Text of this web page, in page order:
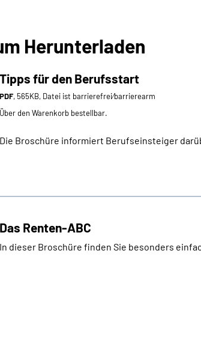
Herunterladen
Tipps für den Berufsstart
PDF, 565KB, Datei ist barrierefrei⁄barrierearm
Über den Warenkorb bestellbar.
Die Broschüre informiert Berufseinsteiger
Das Renten-ABC
In dieser Broschüre finden Sie besonders